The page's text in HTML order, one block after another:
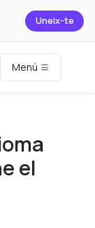
Uneix-te
Menú
el